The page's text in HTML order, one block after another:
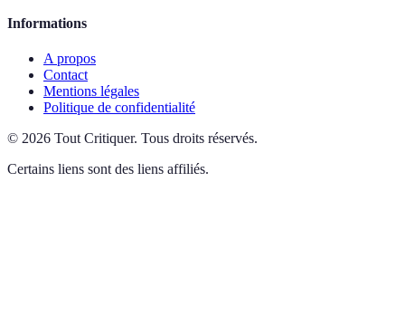
Informations
A propos
Contact
Mentions légales
Politique de confidentialité
© 2026 Tout Critiquer. Tous droits réservés.
Certains liens sont des liens affiliés.